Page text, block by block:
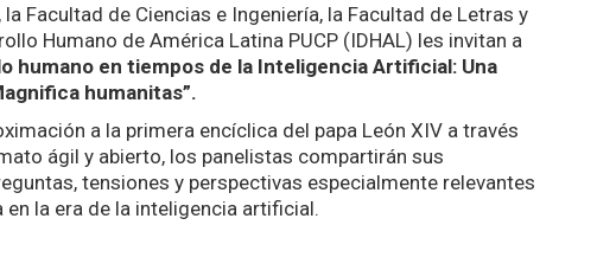
Facultad de Ciencias e Ingeniería, la Facultad de Letras y
Humano de América Latina PUCP (IDHAL) les invitan a
humano en tiempos de la Inteligencia Artificial: Una
humanitas”.
a la primera encíclica del papa León XIV a través
ágil y abierto, los panelistas compartirán sus
tensiones y perspectivas especialmente relevantes
la era de la inteligencia artificial.